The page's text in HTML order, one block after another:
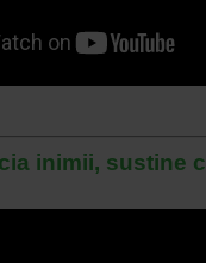
inimii, sustine